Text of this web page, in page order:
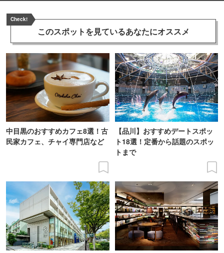
Check!
このスポットを見ているあなたにオススメ
中目黒のおすすめカフェ8選！古
民家カフェ、チャイ専門店など
【品川】おすすめデートスポッ
ト18選！定番から話題のスポッ
トまで